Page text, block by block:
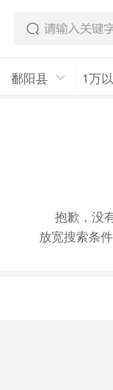
鄱阳县
抱歉，没
放宽搜索条